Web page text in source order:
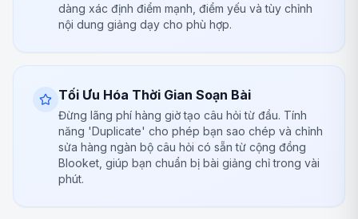
dàng xác định điểm mạnh, điểm yếu và tùy chỉnh
nội dung giảng dạy cho phù hợp.
Tối Ưu Hóa Thời Gian Soạn Bài
Đừng lãng phí hàng giờ tạo câu hỏi từ đầu. Tính
năng 'Duplicate' cho phép bạn sao chép và chỉnh
sửa hàng ngàn bộ câu hỏi có sẵn từ cộng đồng
Blooket, giúp bạn chuẩn bị bài giảng chỉ trong vài
phút.